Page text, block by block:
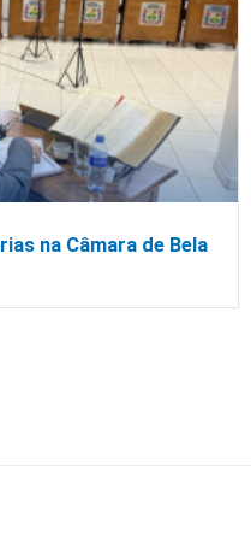
na Câmara de Bela